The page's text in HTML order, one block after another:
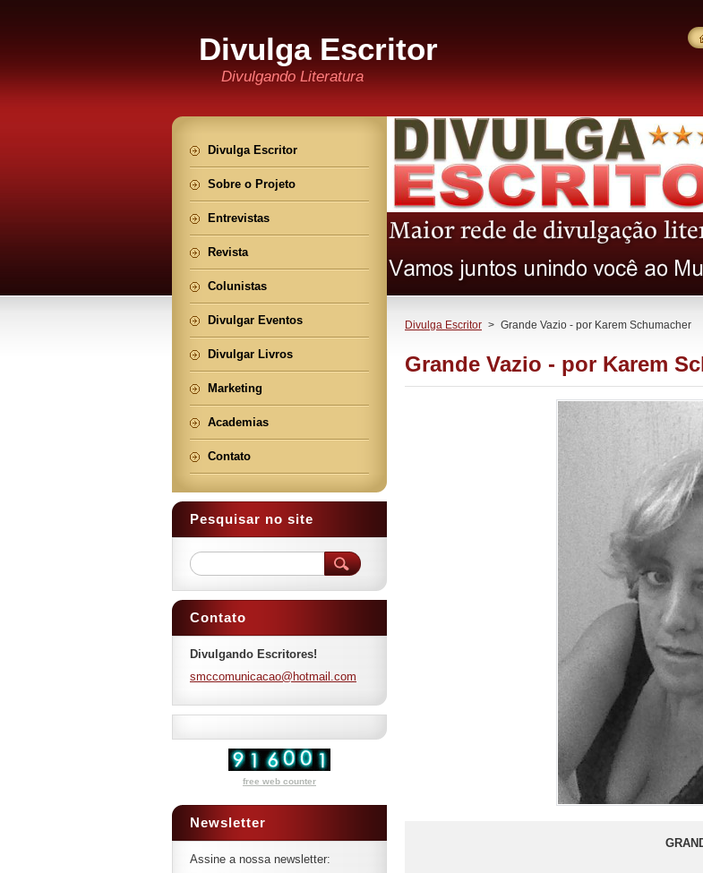
Divulga Escritor
Divulgando Literatura
Divulga Escritor > Grande Vazio - por Karem Schumacher
Grande Vazio - por Karem
Divulga Escritor
Sobre o Projeto
Entrevistas
Revista
Colunistas
Divulgar Eventos
Divulgar Livros
Marketing
Academias
Contato
Pesquisar no site
Contato
Divulgando Escritores!
smccomunicacao@hotmail.com
free web counter
Newsletter
Assine a nossa newsletter: